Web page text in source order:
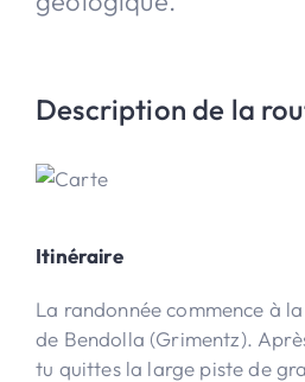
Description de la
Itinéraire
La randonnée commence à
de Bendolla (Grimentz).
tu quittes la large piste de